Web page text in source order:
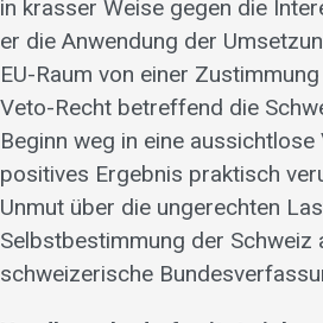
in krasser Weise gegen die
er die Anwendung der
EU-Raum von einer
Veto-Recht betreffend die
Beginn weg in eine
positives Ergebnis praktisch
Unmut über die ungerechten
Selbstbestimmung der Schweiz
schweizerische